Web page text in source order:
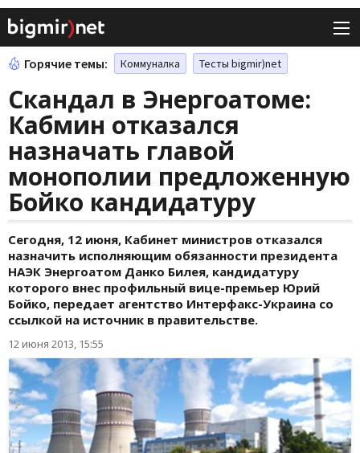
Горячие темы: Коммуналка Тесты bigmir)net
Скандал в Энергоатоме:
Кабмин отказался
назначать главой
монополии предложенную
Бойко кандидатуру
Сегодня, 12 июня, Кабинет министров отказался
назначить исполняющим обязанности президента
НАЭК Энергоатом Данко Билея, кандидатуру
которого внес профильный вице-премьер Юрий
Бойко, передает агентство Интерфакс-Украина со
ссылкой на источник в правительстве.
12 июня 2013, 15:55